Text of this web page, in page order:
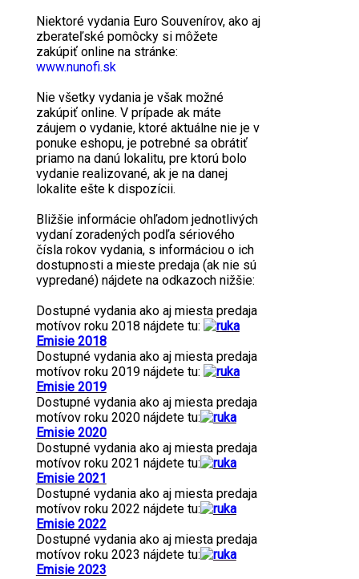
Niektoré vydania Euro Souvenírov, ako aj
zberateľské pomôcky si môžete
zakúpiť online na stránke:
www.nunofi.sk
Nie všetky vydania je však možné
zakúpiť online. V prípade ak máte
záujem o vydanie, ktoré aktuálne nie je v
ponuke eshopu, je potrebné sa obrátiť
priamo na danú lokalitu, pre ktorú bolo
vydanie realizované, ak je na danej
lokalite ešte k dispozícii.
Bližšie informácie ohľadom jednotlivých
vydaní zoradených podľa sériového
čísla rokov vydania, s informáciou o ich
dostupnosti a mieste predaja (ak nie sú
vypredané) nájdete na odkazoch nižšie:
Dostupné vydania ako aj miesta predaja
motívov roku 2018 nájdete tu:
Emisie 2018
Dostupné vydania ako aj miesta predaja
motívov roku 2019 nájdete tu:
Emisie 2019
Dostupné vydania ako aj miesta predaja
motívov roku 2020 nájdete tu:
Emisie 2020
Dostupné vydania ako aj miesta predaja
motívov roku 2021 nájdete tu:
Emisie 2021
Dostupné vydania ako aj miesta predaja
motívov roku 2022 nájdete tu:
Emisie 2022
Dostupné vydania ako aj miesta predaja
motívov roku 2023 nájdete tu:
Emisie 2023